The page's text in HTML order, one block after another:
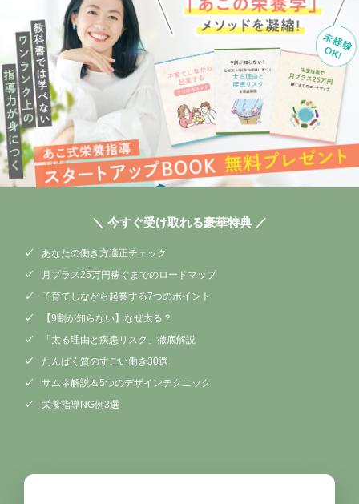
＼ 今すぐ受け取れる豪華特典 ／
あなたの働き方適正チェック
月プラス25万円稼ぐまでのロードマップ
子育てしながら起業する7つのポイント
【9割が知らない】なぜ太る？
「太る理由と疾患リスク」徹底解説
たんぱく質のすごい働き30選
サムネ解説＆5つのデザインテクニック
栄養指導NG例3選